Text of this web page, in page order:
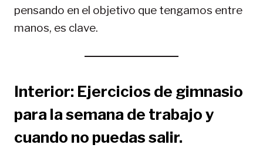
pensando en el objetivo que tengamos entre
manos, es clave.
Interior: Ejercicios de gimnasio
para la semana de trabajo y
cuando no puedas salir.